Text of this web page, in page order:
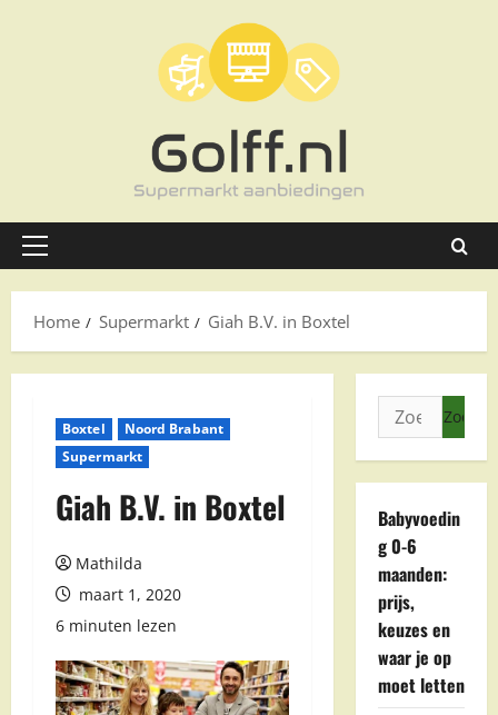
Primair
Home
Supermarkt Giah B.V. in Boxtel
Boxtel
Noord Brabant
Supermarkt
Giah B.V. in Boxtel
Mathilda
maart 1, 2020
6 minuten lezen
Zoeken
naar:
Babyvoedin
g 0-6
maanden:
prijs,
keuzes en
waar je op
moet letten